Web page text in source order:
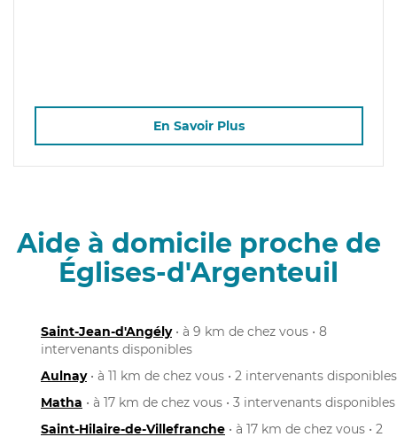
En Savoir Plus
Aide à domicile proche de
Églises-d'Argenteuil
Saint-Jean-d'Angély• à 9 km de chez vous • 8
intervenants disponibles
Aulnay• à 11 km de chez vous • 2 intervenants disponibles
Matha • à 17 km de chez vous • 3 intervenants disponibles
Saint-Hilaire-de-Villefranche • à 17 km de chez vous • 2